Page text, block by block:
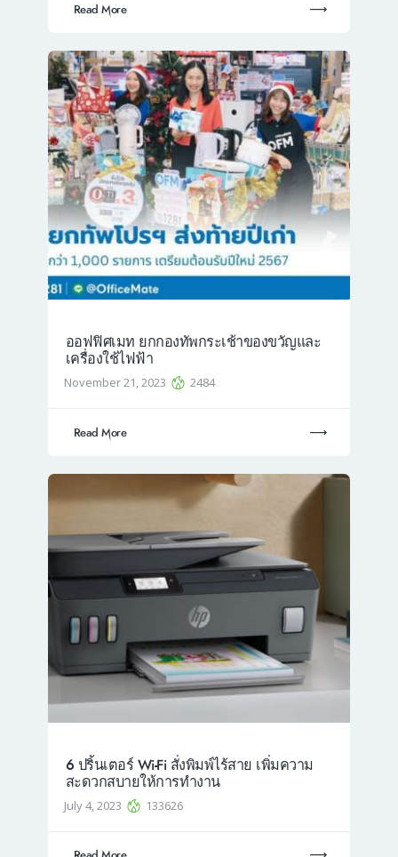
Read More
ออฟฟิศเมท ยกกองทัพกระเช้าของขวัญและ
เครื่องใช้ไฟฟ้า
November 21, 2023 2484
Read More
6 ปริ้นเตอร์ Wi-Fi สั่งพิมพ์ไร้สาย เพิ่มความ
สะดวกสบายให้การทำงาน
July 4, 2023 133626